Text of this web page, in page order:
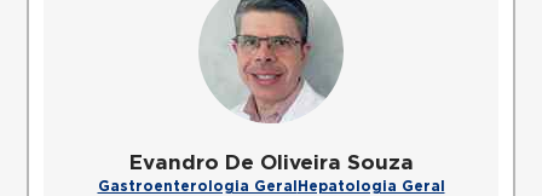
Evandro De Oliveira Souza
Gastroenterologia Geral Hepatologia Geral